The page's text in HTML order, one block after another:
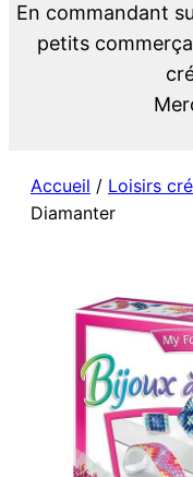
En commandant
petits
Accueil / Loisirs
Diamanter